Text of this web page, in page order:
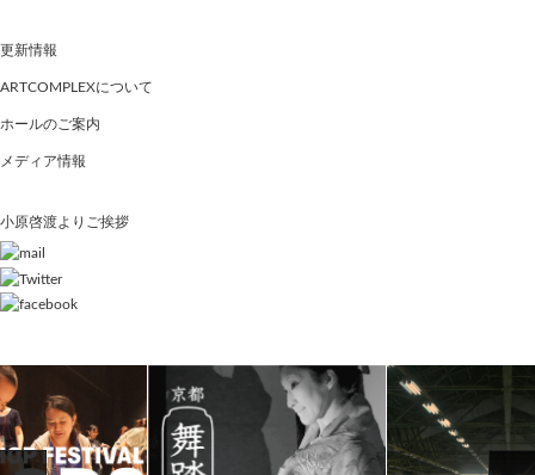
更新情報
ARTCOMPLEXについて
ホールのご案内
メディア情報
小原啓渡よりご挨拶